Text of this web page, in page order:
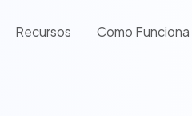
Recursos Como Funciona